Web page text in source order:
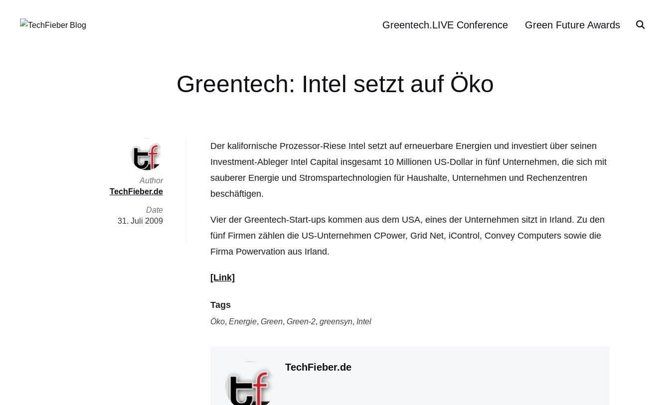
Greentech.LIVE Conference Green Future Awards
Greentech: Intel setzt auf Öko
Der kalifornische Prozessor-Riese Intel setzt auf erneuerbare Energien und investiert über seinen
Investment-Ableger Intel Capital insgesamt 10 Millionen US-Dollar in fünf Unternehmen, die sich mit
sauberer Energie und Stromspartechnologien für Haushalte, Unternehmen und Rechenzentren
beschäftigen.
Vier der Greentech-Start-ups kommen aus dem USA, eines der Unternehmen sitzt in Irland. Zu den
fünf Firmen zählen die US-Unternehmen CPower, Grid Net, iControl, Convey Computers sowie die
Firma Powervation aus Irland.
[Link]
Tags
Öko, Energie, Green, Green-2, greensyn, Intel
TechFieber.de
Author
TechFieber.de
Date
31. Juli 2009